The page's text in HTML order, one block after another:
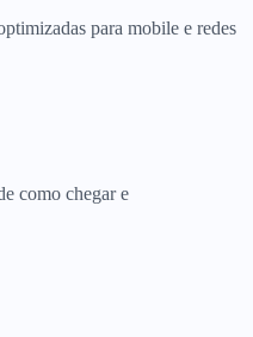
para mobile e redes
como chegar e